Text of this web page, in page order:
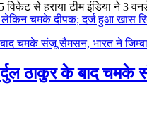
विकेट से हराया टीम इंडिया ने 3
चमके दीपक; दर्ज हुआ खास
ठाकुर के बाद चमके